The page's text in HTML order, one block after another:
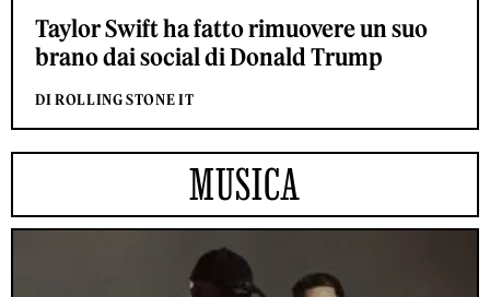
Taylor Swift ha fatto rimuovere un suo
brano dai social di Donald Trump
DI ROLLING STONE IT
MUSICA